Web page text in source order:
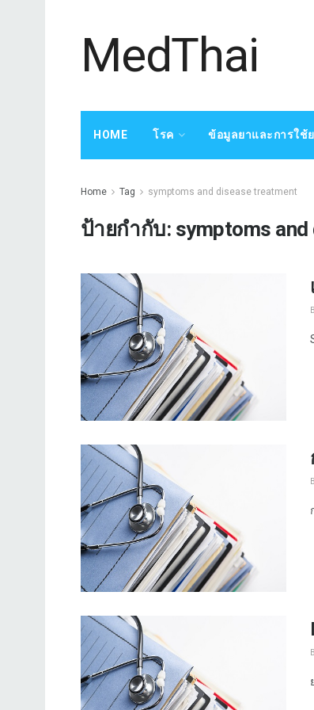
MedThai
HOME โรค ข้อมูลยาและการใช้
Home Tag symptoms and disease treatment
ป้ายกำกับ: symptoms